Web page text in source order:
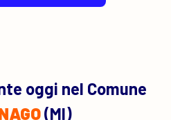
oggi nel Comune
(MI)